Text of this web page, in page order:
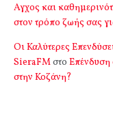
Αγχος και
στον τρόπο ζωής σας
Οι Καλύτερες
SieraFMστο Επένδυση
στην Κοζάνη?